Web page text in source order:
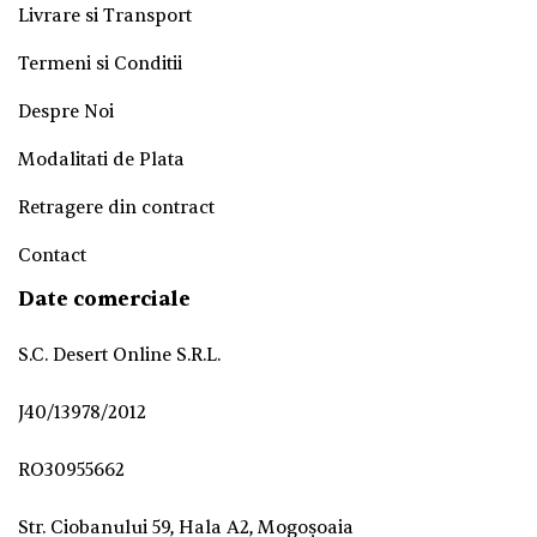
Livrare si Transport
Termeni si Conditii
Despre Noi
Modalitati de Plata
Retragere din contract
Contact
Date comerciale
S.C. Desert Online S.R.L.
J40/13978/2012
RO30955662
Str. Ciobanului 59, Hala A2, Mogoșoaia